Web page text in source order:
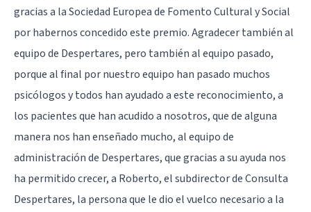
gracias a la Sociedad Europea de Fomento Cultural y Social
por habernos concedido este premio. Agradecer también al
equipo de Despertares, pero también al equipo pasado,
porque al final por nuestro equipo han pasado muchos
psicólogos y todos han ayudado a este reconocimiento, a
los pacientes que han acudido a nosotros, que de alguna
manera nos han enseñado mucho, al equipo de
administración de Despertares, que gracias a su ayuda nos
ha permitido crecer, a Roberto, el subdirector de Consulta
Despertares, la persona que le dio el vuelco necesario a la